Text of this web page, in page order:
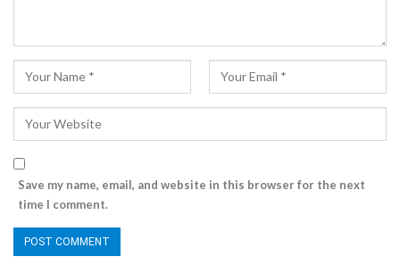
Save my name, email, and website in this browser for the next
time I comment.